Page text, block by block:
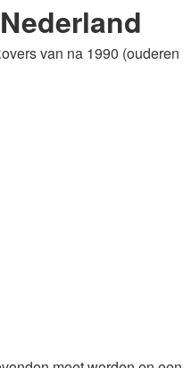
van na 1990 (ouderen